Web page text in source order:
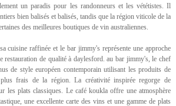
un paradis pour les randonneurs et les vététistes. Il
bien balisés et balisés, tandis que la région viticole de la
des meilleures boutiques de vin australiennes.
cuisine raffinée et le bar jimmy's représente une approche
restauration de qualité à daylesford. au bar jimmy's, le chef
de style européen contemporain utilisant les produits de
frais de la région. La créativité inspirée regorge de
les plats classiques. Le café koukla offre une atmosphère
une excellente carte des vins et une gamme de plats